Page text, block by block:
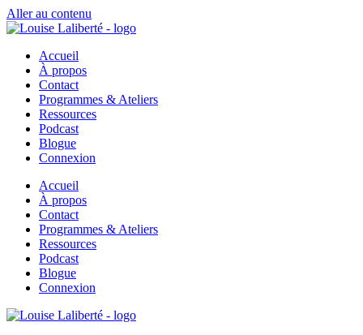
Aller au contenu
Accueil
À propos
Contact
Programmes & Ateliers
Ressources
Podcast
Blogue
Connexion
Accueil
À propos
Contact
Programmes & Ateliers
Ressources
Podcast
Blogue
Connexion